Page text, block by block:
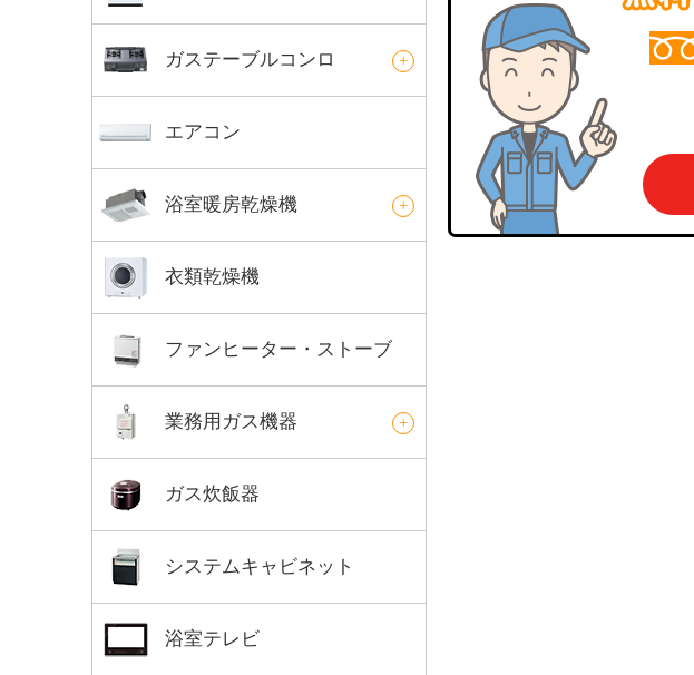
ガステーブルコンロ
エアコン
浴室暖房乾燥機
衣類乾燥機
ファンヒーター・ストーブ
業務用ガス機器
ガス炊飯器
システムキャビネット
浴室テレビ